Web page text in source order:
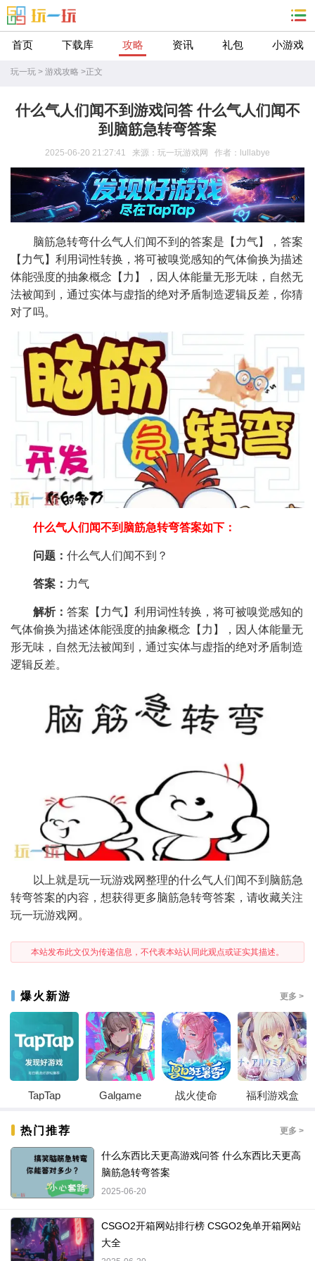
首页 下载库 攻略 资讯 礼包 小游戏
玩一玩 > 游戏攻略 >正文
什么气人们闻不到游戏问答 什么气人们闻不
到脑筋急转弯答案
2025-06-20 21:27:41 来源：玩一玩游戏网 作者：lullabye
脑筋急转弯什么气人们闻不到的答案是【力气】，答案
【力气】利用词性转换，将可被嗅觉感知的气体偷换为描述
体能强度的抽象概念【力】，因人体能量无形无味，自然无
法被闻到，通过实体与虚指的绝对矛盾制造逻辑反差，你猜
对了吗。
什么气人们闻不到脑筋急转弯答案如下：
问题： 什么气人们闻不到？
答案： 力气
解析： 答案【力气】利用词性转换，将可被嗅觉感知的
气体偷换为描述体能强度的抽象概念【力】，因人体能量无
形无味，自然无法被闻到，通过实体与虚指的绝对矛盾制造
逻辑反差。
以上就是玩一玩游戏网整理的什么气人们闻不到脑筋急
转弯答案的内容，想获得更多脑筋急转弯答案，请收藏关注
玩一玩游戏网。
本站发布此文仅为传递信息，不代表本站认同此观点或证实其描述。
爆火新游 更多 >
TapTap Galgame 战火使命 福利游戏盒
热门推荐 更多 >
什么东西比天更高游戏问答 什么东西比天更高
脑筋急转弯答案
2025-06-20
CSGO2开箱网站排行榜 CSGO2免单开箱网站
大全